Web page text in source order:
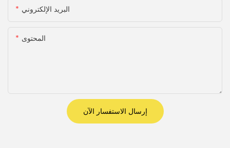
البريد الإلكتروني
المحتوى
إرسال الاستفسار الآن